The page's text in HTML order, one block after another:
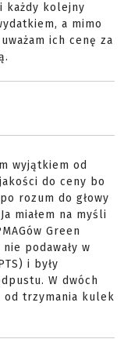
każdy kolejny
a mimo
ich cenę za
wyjątkiem od
do ceny bo
rozum do głowy
miałem na myśli
Green
podawały w
i były
W dwóch
od trzymania kulek